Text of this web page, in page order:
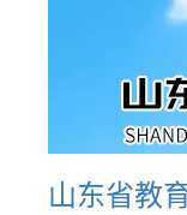
山东省教